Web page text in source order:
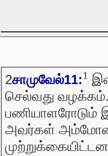
2சாமுவேல்11:1
செல்வது
பணியாளரோடும்
அவர்கள்